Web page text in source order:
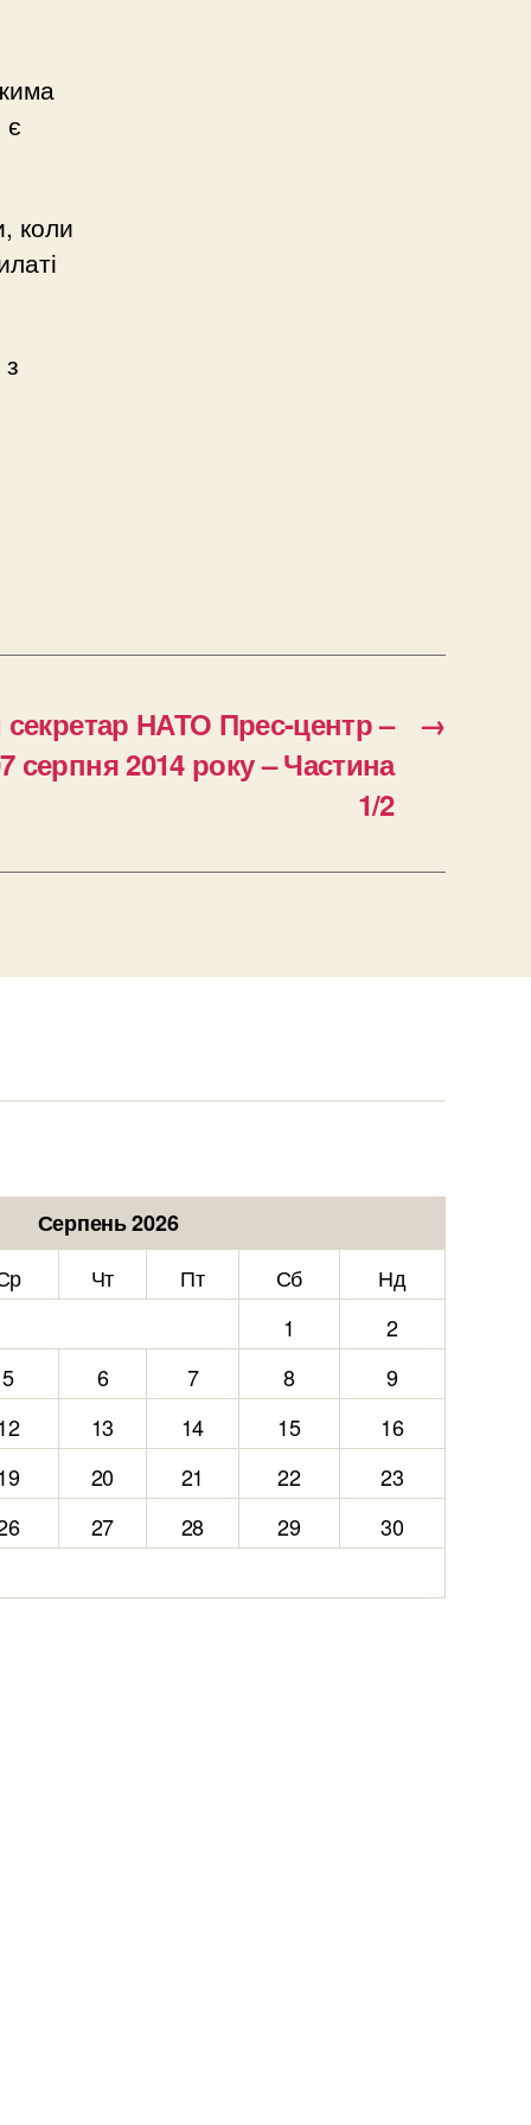
є
коли
→
НАТО Прес-центр –
серпня 2014 року – Частина
1/2
Серпень 2026
Чт Пт Сб
Нд
1
2
5
6 7 8
9
13 14 15
16
20 21 22
23
27 28 29 30